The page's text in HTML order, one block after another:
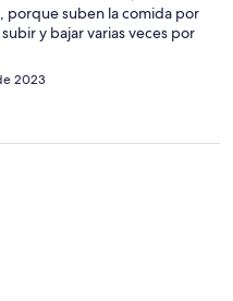
porque suben la comida por
y bajar varias veces por
2023